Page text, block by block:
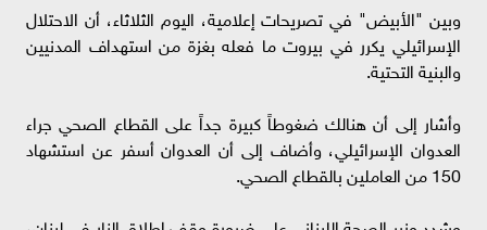
وبين "الأبيض" في تصريحات إعلامية، اليوم الثلاثاء، أن الاحتلال
الإسرائيلي يكرر في بيروت ما فعله بغزة من استهداف المدنيين
والبنية التحتية.
وأشار إلى أن هنالك ضغوطاً كبيرة جداً على القطاع الصحي جراء
العدوان الإسرائيلي، وأضاف إلى أن العدوان أسفر عن استشهاد
150 من العاملين بالقطاع الصحي.